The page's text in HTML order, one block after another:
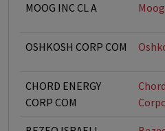
MOOG INC CL A
OSHKOSH CORP COM
CHORD ENERGY
CORP COM